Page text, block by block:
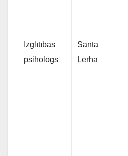
Izglītības
psihologs
Santa
Lerha